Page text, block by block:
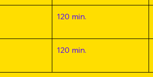
120 min.
120 min.